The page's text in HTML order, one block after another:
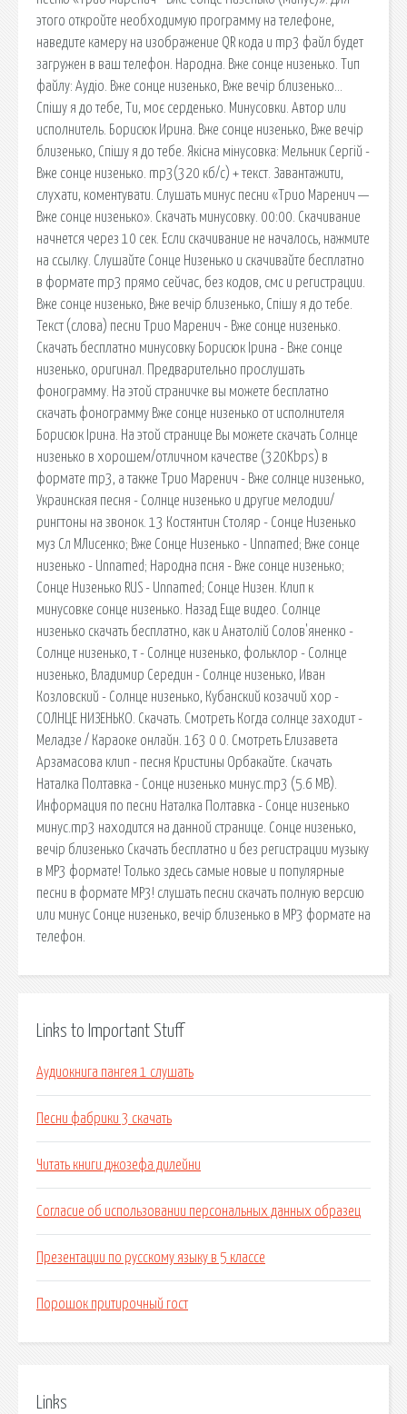
этого откройте необходимую программу на телефоне,
наведите камеру на изображение QR кода и mp3 файл будет
загружен в ваш телефон. Народна. Вже сонце низенько. Тип
файлу: Аудіо. Вже сонце низенько, Вже вечір близенько…
Спішу я до тебе, Ти, моє серденько. Минусовки. Автор или
исполнитель. Борисюк Ирина. Вже сонце низенько, Вже вечiр
близенько, Спiшу я до тебе. Якісна мінусовка: Мельник Сергій -
Вже сонце низенько. mp3(320 кб/с) + текст. Завантажити,
слухати, коментувати. Слушать минус песни «Трио Маренич —
Вже сонце низенько». Скачать минусовку. 00:00. Скачивание
начнется через 10 сек. Если скачивание не началось, нажмите
на ссылку. Слушайте Сонце Низенько и скачивайте бесплатно
в формате mp3 прямо сейчас, без кодов, смс и регистрации.
Вже сонце низенько, Вже вечiр близенько, Спiшу я до тебе.
Текст (слова) песни Трио Маренич - Вже сонце низенько.
Скачать бесплатно минусовку Борисюк Ірина - Вже сонце
низенько, оригинал. Предварительно прослушать
фонограмму. На этой страничке вы можете бесплатно
скачать фонограмму Вже сонце низенько от исполнителя
Борисюк Ірина. На этой странице Вы можете скачать Солнце
низенько в хорошем/отличном качестве (320Kbps) в
формате mp3, а также Трио Маренич - Вже солнце низенько,
Украинская песня - Солнце низенько и другие мелодии/
рингтоны на звонок. 13 Костянтин Столяр - Сонце Низенько
муз Сл МЛисенко; Вже Сонце Низенько - Unnamed; Вже сонце
низенько - Unnamed; Народна псня - Вже сонце низенько;
Сонце Низенько RUS - Unnamed; Сонце Низен. Клип к
минусовке сонце низенько. Назад Еще видео. Солнце
низенько cкачать бесплатно, как и Анатолій Солов'яненко -
Солнце низенько, т - Солнце низенько, фольклор - Солнце
низенько, Владимир Середин - Солнце низенько, Иван
Козловский - Солнце низенько, Кубанский козачий хор -
СОЛНЦЕ НИЗЕНЬКО. Скачать. Смотреть Когда солнце заходит -
Меладзе / Караоке онлайн. 163 0 0. Смотреть Елизавета
Арзамасова клип - песня Кристины Орбакайте. Скачать
Наталка Полтавка - Сонце низенько минус.mp3 (5.6 MB).
Информация по песни Наталка Полтавка - Сонце низенько
минус.mp3 находится на данной странице. Сонце низенько,
вечір близенько Скачать бесплатно и без регистрации музыку
в MP3 формате! Только здесь самые новые и популярные
песни в формате MP3! слушать песни скачать полную версию
или минус Сонце низенько, вечір близенько в MP3 формате на
телефон.
Links to Important Stuff
Аудиокнига пангея 1 слушать
Песни фабрики 3 скачать
Читать книги джозефа дилейни
Согласие об использовании персональных данных образец
Презентации по русскому языку в 5 классе
Порошок притирочный гост
Links